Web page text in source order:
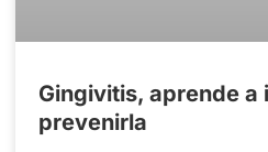
Gingivitis, aprende
prevenirla